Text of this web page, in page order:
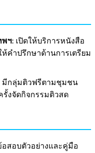
พฯ: เปิดให้บริการหนังสือ
คำปรึกษาด้านการเตรียม
มีกลุ่มติวฟรีตามชุมชน
รั้งจัดกิจกรรมติวสด
สอบตัวอย่างและคู่มือ